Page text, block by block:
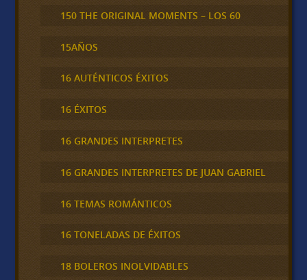
150 THE ORIGINAL MOMENTS – LOS 60
15AÑOS
16 AUTÉNTICOS ÉXITOS
16 ÉXITOS
16 GRANDES INTERPRETES
16 GRANDES INTERPRETES DE JUAN GABRIEL
16 TEMAS ROMÁNTICOS
16 TONELADAS DE ÉXITOS
18 BOLEROS INOLVIDABLES